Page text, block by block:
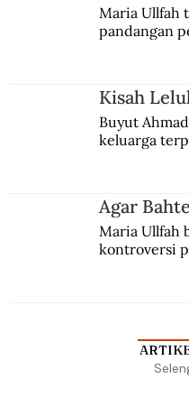
Maria Ullfah
pandangan
Kisah
Buyut
keluarga
Agar
Maria Ullfah
kontroversi